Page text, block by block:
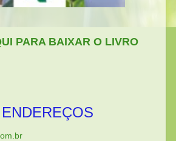
PARA BAIXAR O LIVRO